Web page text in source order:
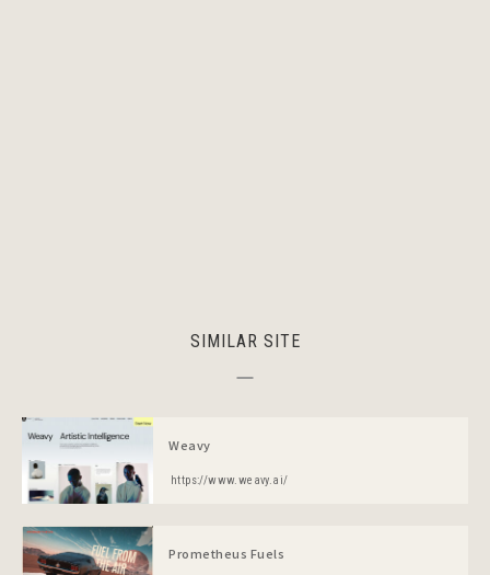
SIMILAR SITE
Weavy
https://www.weavy.ai/
Prometheus Fuels